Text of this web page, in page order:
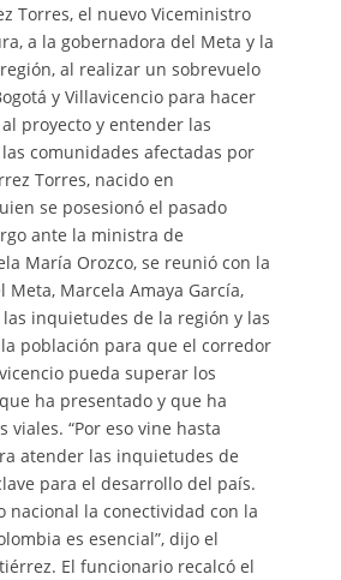
Torres, el nuevo Viceministro
a la gobernadora del Meta y la
al realizar un sobrevuelo
y Villavicencio para hacer
proyecto y entender las
comunidades afectadas por
Torres, nacido en
se posesionó el pasado
ante la ministra de
María Orozco, se reunió con la
Marcela Amaya García,
inquietudes de la región y las
población para que el corredor
pueda superar los
ha presentado y que ha
viales. “Por eso vine hasta
atender las inquietudes de
para el desarrollo del país.
nacional la conectividad con la
es esencial”, dijo el
El funcionario recalcó el